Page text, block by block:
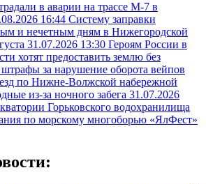
в аварии на трассе М-7 в
16:44 Систему заправки
и нечетным дням в Нижегородской
31.07.2026 13:30 Героям России в
хотят предоставить землю без
за нарушение оборота вейпов
по Нижне-Волжской набережной
из-за ночного забега 31.07.2026
Горьковского водохранилища
по морскому многоборью «ЯлФест»